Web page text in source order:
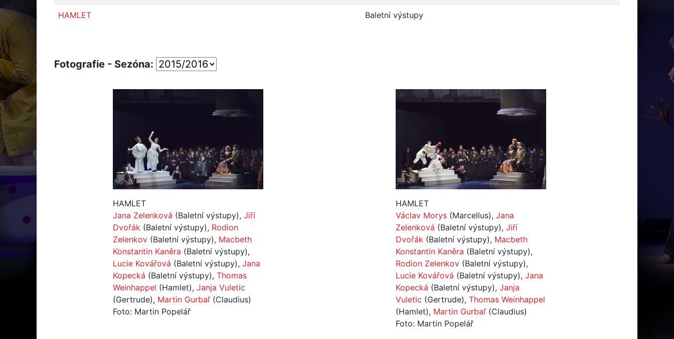
HAMLET Baletní výstupy
Fotografie - Sezóna:
HAMLET
Jana Zelenková (Baletní výstupy), Jiří
Dvořák (Baletní výstupy), Rodion
Zelenkov (Baletní výstupy), Macbeth
Konstantin Kaněra (Baletní výstupy),
Lucie Kovářová (Baletní výstupy), Jana
Kopecká (Baletní výstupy), Thomas
Weinhappel (Hamlet), Janja Vuletic
(Gertrude), Martin Gurbaľ (Claudius)
Foto: Martin Popelář
HAMLET
Václav Morys (Marcellus), Jana
Zelenková (Baletní výstupy), Jiří
Dvořák (Baletní výstupy), Macbeth
Konstantin Kaněra (Baletní výstupy),
Rodion Zelenkov (Baletní výstupy),
Lucie Kovářová (Baletní výstupy), Jana
Kopecká (Baletní výstupy), Janja
Vuletic (Gertrude), Thomas Weinhappel
(Hamlet), Martin Gurbaľ (Claudius)
Foto: Martin Popelář